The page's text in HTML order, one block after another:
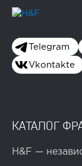
Telegram
Vkontakte
КАТАЛОГ
H&F —